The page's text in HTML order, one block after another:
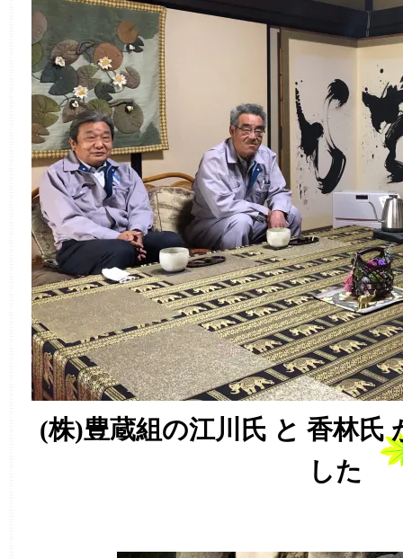
(株)豊蔵組の江川氏 と 香林
した